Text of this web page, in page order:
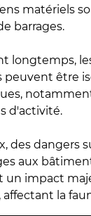
matériels
barrages.
longtemps,
peuvent être
d'activité.
des dangers
aux
un impact
la